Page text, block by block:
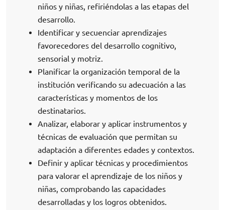
niños y niñas, refiriéndolas a las etapas del
desarrollo.
Identificar y secuenciar aprendizajes
favorecedores del desarrollo cognitivo,
sensorial y motriz.
Planificar la organización temporal de la
institución verificando su adecuación a las
características y momentos de los
destinatarios.
Analizar, elaborar y aplicar instrumentos y
técnicas de evaluación que permitan su
adaptación a diferentes edades y contextos.
Definir y aplicar técnicas y procedimientos
para valorar el aprendizaje de los niños y
niñas, comprobando las capacidades
desarrolladas y los logros obtenidos.